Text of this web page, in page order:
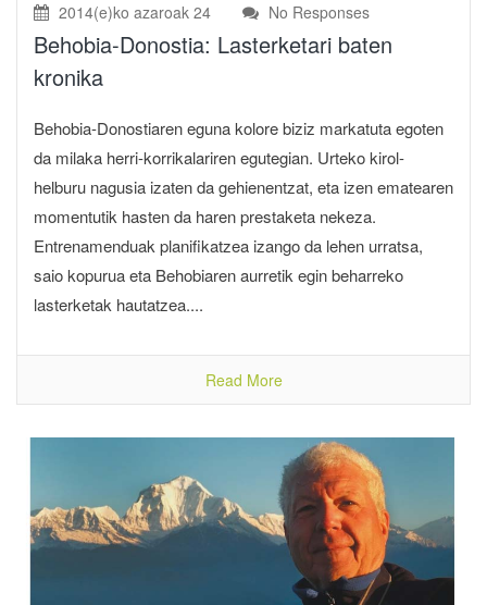
2014(e)ko azaroak 24 No Responses
Behobia-Donostia: Lasterketari baten
kronika
Behobia-Donostiaren eguna kolore biziz markatuta egoten
da milaka herri-korrikalariren egutegian. Urteko kirol-
helburu nagusia izaten da gehienentzat, eta izen ematearen
momentutik hasten da haren prestaketa nekeza.
Entrenamenduak planifikatzea izango da lehen urratsa,
saio kopurua eta Behobiaren aurretik egin beharreko
lasterketak hautatzea....
Read More